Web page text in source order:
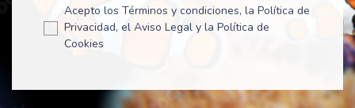
Acepto los Términos y condiciones, la Política de
Privacidad, el Aviso Legal y la Política de
Cookies